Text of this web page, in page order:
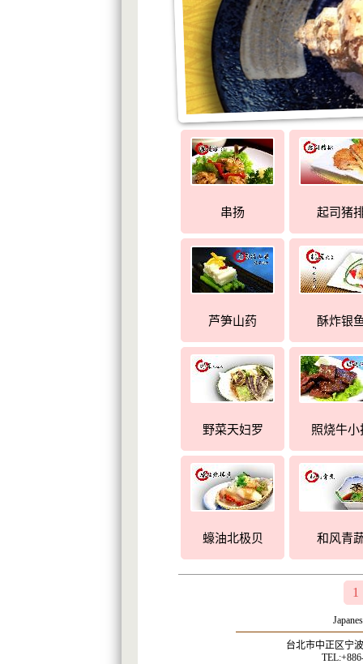
串扬 起司猪
芦笋山药 酥炸银
野菜天妇罗 照烧牛小
蠔油北极贝 和风青
1
台北市中正区宁